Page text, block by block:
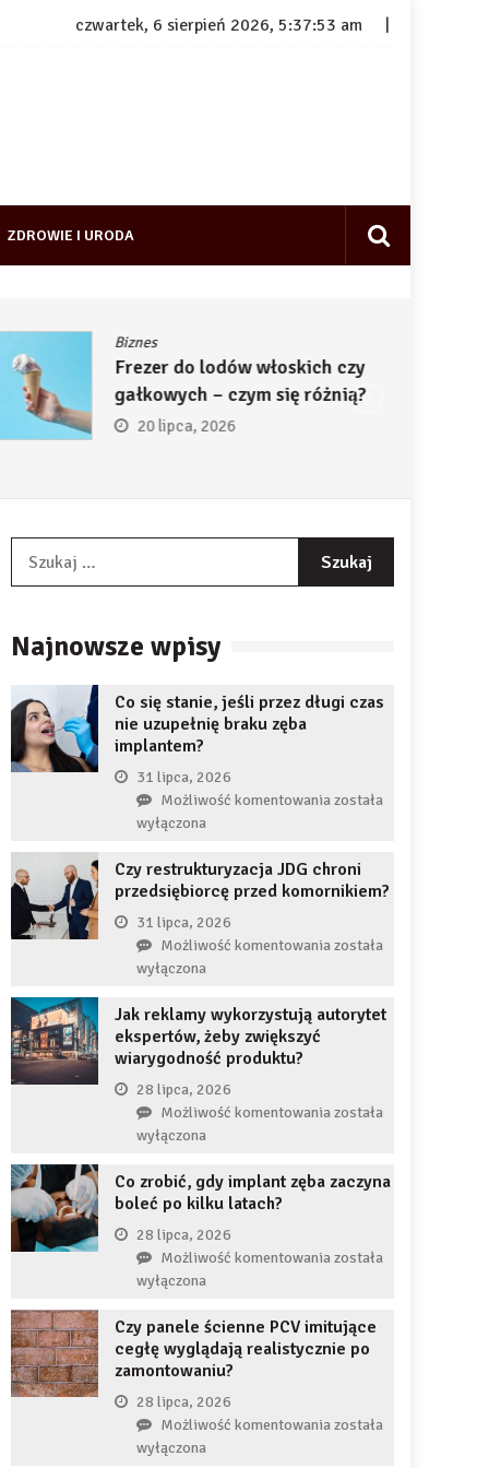
czwartek, 6 sierpień 2026, 5:37:54 am
ZDROWIE I URODA
Biznes
Frezer do lodów włoskich czy
gałkowych – czym się różnią?
20 lipca, 2026
Najnowsze wpisy
Co się stanie, jeśli przez długi czas
nie uzupełnię braku zęba
implantem?
31 lipca, 2026
Możliwość komentowaniaCo
jeśli
przez
czas
braku
zęba
została
wyłączona
Czy restrukturyzacja JDG chroni
przedsiębiorcę przed komornikiem?
31 lipca, 2026
Możliwość komentowaniaCzy
chroni
została
wyłączona
Jak reklamy wykorzystują autorytet
ekspertów, żeby zwiększyć
wiarygodność produktu?
28 lipca, 2026
Możliwość komentowaniaJak
autorytet
zwiększyć
została
wyłączona
Co zrobić, gdy implant zęba zaczyna
boleć po kilku latach?
28 lipca, 2026
Możliwość komentowaniaCo
implant
zęba
została
wyłączona
Czy panele ścienne PCV imitujące
cegłę wyglądają realistycznie po
zamontowaniu?
28 lipca, 2026
Możliwość komentowaniaCzy
została
wyłączona